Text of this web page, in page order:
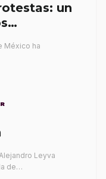
un
México ha
Leyva
de…